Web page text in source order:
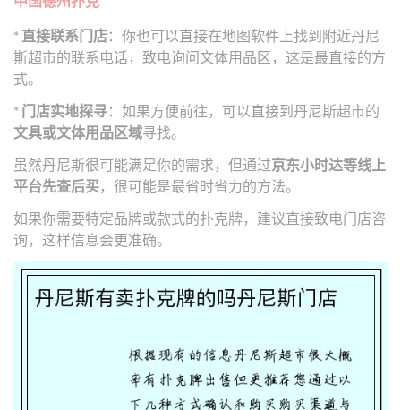
* 直接联系门店：你也可以直接在地图软件上找到附近丹尼
斯超市的联系电话，致电询问文体用品区，这是最直接的方
式。
* 门店实地探寻：如果方便前往，可以直接到丹尼斯超市的
文具或文体用品区域寻找。
虽然丹尼斯很可能满足你的需求，但通过京东小时达等线上
平台先查后买，很可能是最省时省力的方法。
如果你需要特定品牌或款式的扑克牌，建议直接致电门店咨
询，这样信息会更准确。